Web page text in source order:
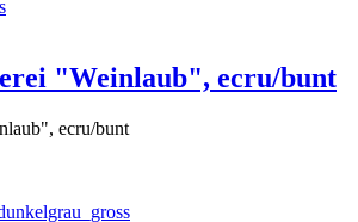
"Weinlaub", ecru/bunt
ecru/bunt